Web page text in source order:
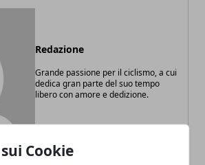
Cookie
Redazione
Grande passione per il ciclismo, a cui
dedica gran parte del suo tempo
libero con amore e dedizione.